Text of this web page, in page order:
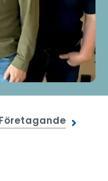
Företagande